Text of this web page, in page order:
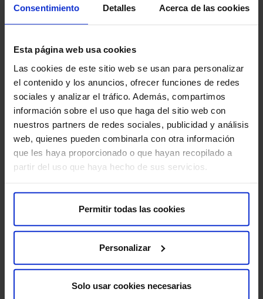
Consentimiento Detalles Acerca de las cookies
Esta página web usa cookies
Las cookies de este sitio web se usan para personalizar
el contenido y los anuncios, ofrecer funciones de redes
sociales y analizar el tráfico. Además, compartimos
información sobre el uso que haga del sitio web con
nuestros partners de redes sociales, publicidad y análisis
web, quienes pueden combinarla con otra información
que les haya proporcionado o que hayan recopilado a
partir del uso que haya hecho de sus servicios.
Permitir todas las cookies
Personalizar
Solo usar cookies necesarias
dentales), tatuajes o dispositivos de infusión de
Estas pruebas diagnósticas son muy seguras, pero